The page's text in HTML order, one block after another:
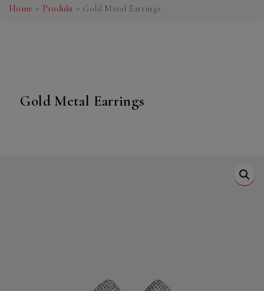
Home » Produkt » Gold Metal Earrings
Gold Metal Earrings